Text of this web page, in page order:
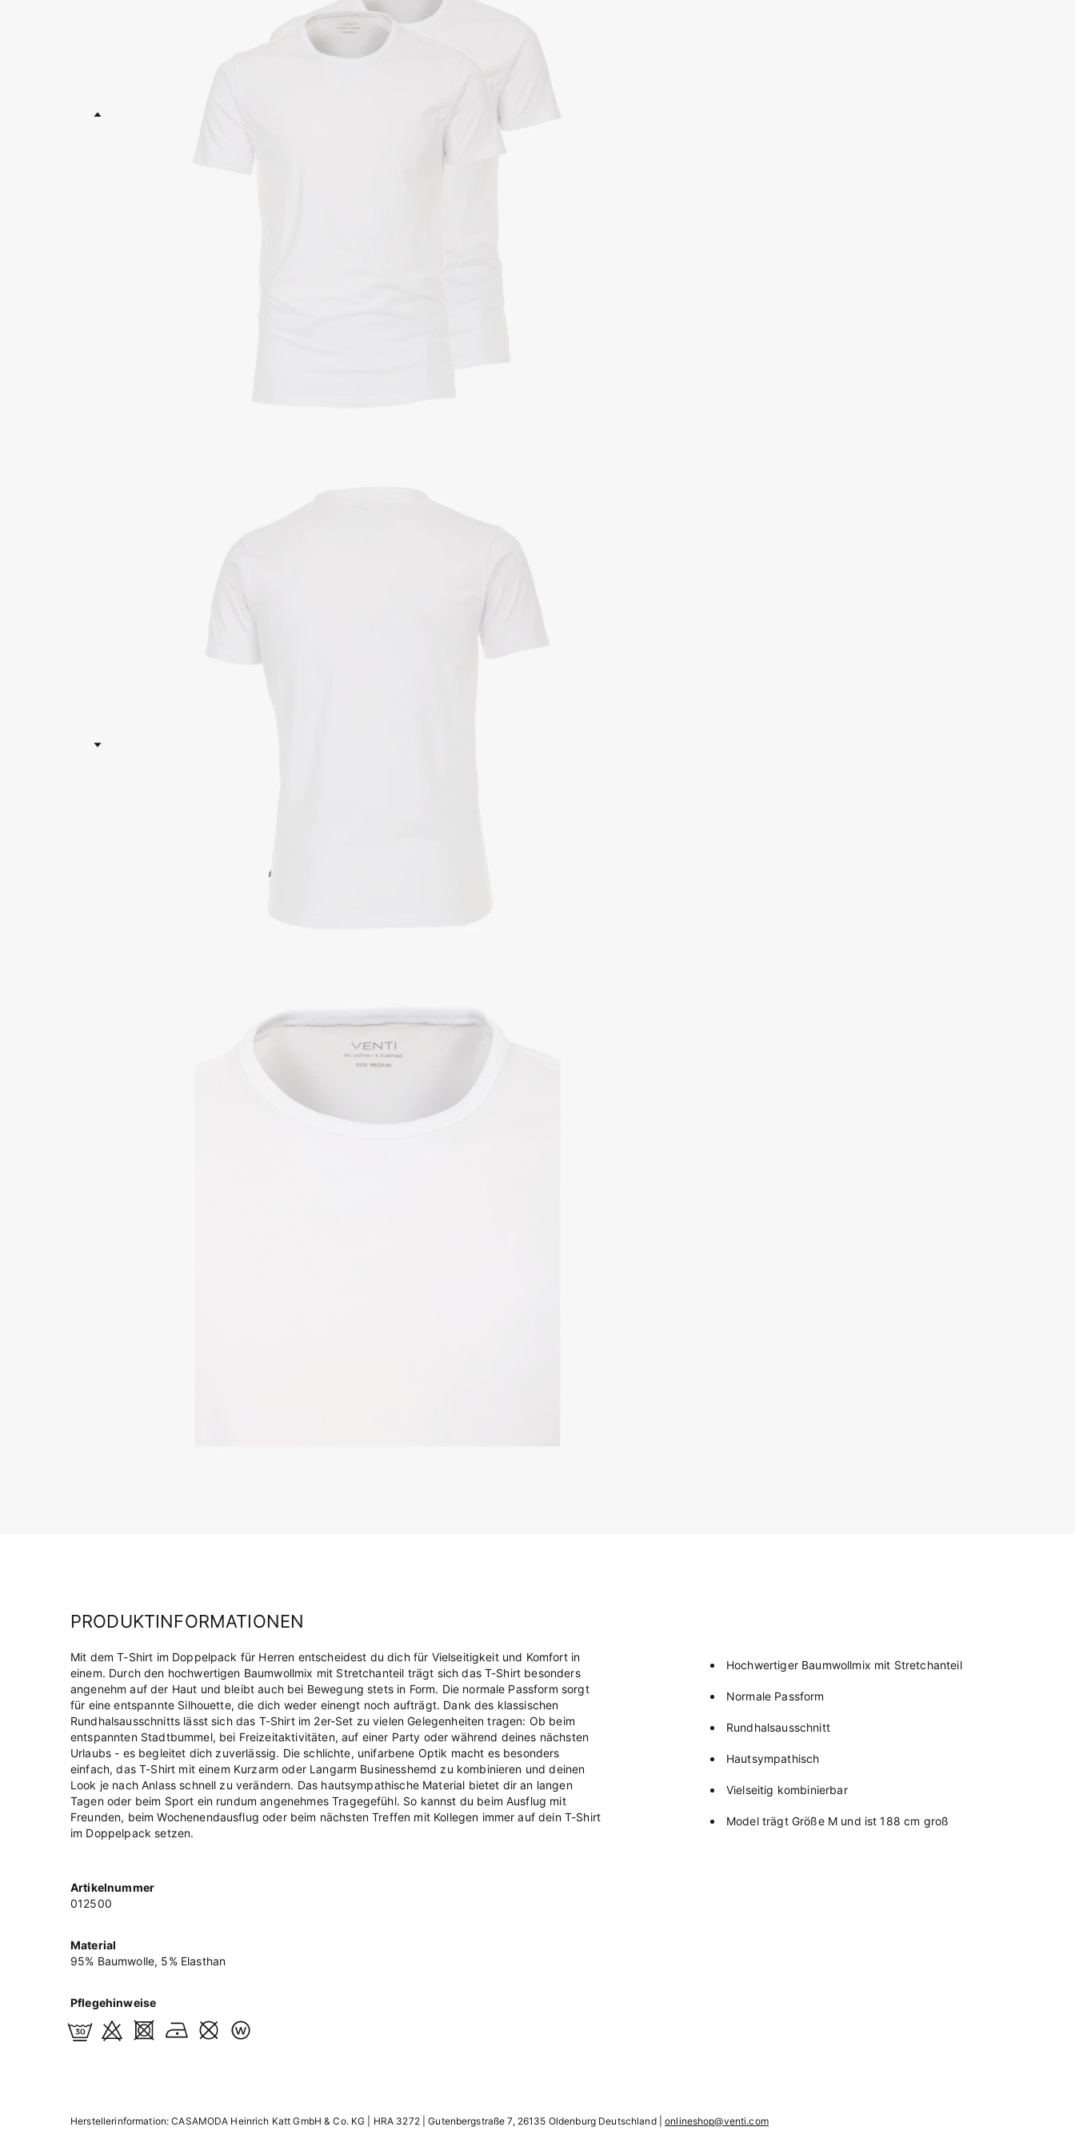
PRODUKTINFORMATIONEN
Mit dem T-Shirt im Doppelpack für Herren entscheidest du dich für Vielseitigkeit und Komfort in
einem. Durch den hochwertigen Baumwollmix mit Stretchanteil trägt sich das T-Shirt besonders
angenehm auf der Haut und bleibt auch bei Bewegung stets in Form. Die normale Passform sorgt
für eine entspannte Silhouette, die dich weder einengt noch aufträgt. Dank des klassischen
Rundhalsausschnitts lässt sich das T-Shirt im 2er-Set zu vielen Gelegenheiten tragen: Ob beim
entspannten Stadtbummel, bei Freizeitaktivitäten, auf einer Party oder während deines nächsten
Urlaubs - es begleitet dich zuverlässig. Die schlichte, unifarbene Optik macht es besonders
einfach, das T-Shirt mit einem Kurzarm oder Langarm Businesshemd zu kombinieren und deinen
Look je nach Anlass schnell zu verändern. Das hautsympathische Material bietet dir an langen
Tagen oder beim Sport ein rundum angenehmes Tragegefühl. So kannst du beim Ausflug mit
Freunden, beim Wochenendausflug oder beim nächsten Treffen mit Kollegen immer auf dein T-Shirt
im Doppelpack setzen.
Artikelnummer
012500
Material
95% Baumwolle, 5% Elasthan
Pflegehinweise
Hochwertiger Baumwollmix mit Stretchanteil
Normale Passform
Rundhalsausschnitt
Hautsympathisch
Vielseitig kombinierbar
Model trägt Größe M und ist 188 cm groß
Herstellerinformation: CASAMODA Heinrich Katt GmbH & Co. KG | HRA 3272 | Gutenbergstraße 7, 26135 Oldenburg Deutschland |onlineshop@venti.com